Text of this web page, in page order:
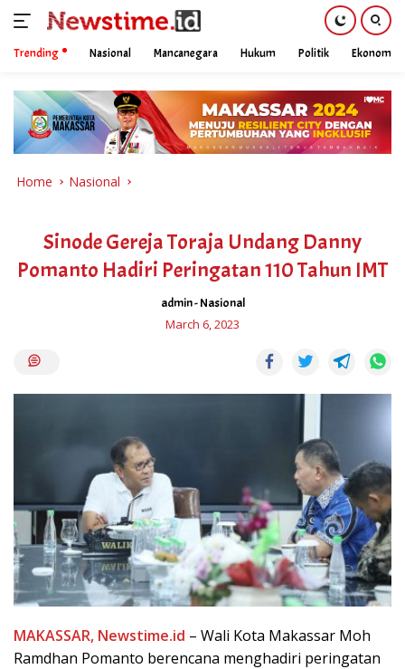
content
Trending Nasional Mancanegara Hukum Politik Ekonomi
Home Nasional
Sinode Gereja Toraja Undang Danny
Pomanto Hadiri Peringatan 110 Tahun IMT
admin-Nasional
March 6, 2023
MAKASSAR, Newstime.id – Wali Kota Makassar Moh
Ramdhan Pomanto berencana menghadiri peringatan